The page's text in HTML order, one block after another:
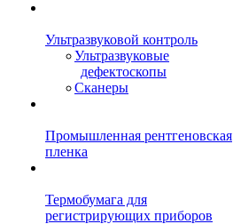
Ультразвуковой контроль
Ультразвуковые
дефектоскопы
Сканеры
Промышленная рентгеновская
пленка
Термобумага для
регистрирующих приборов